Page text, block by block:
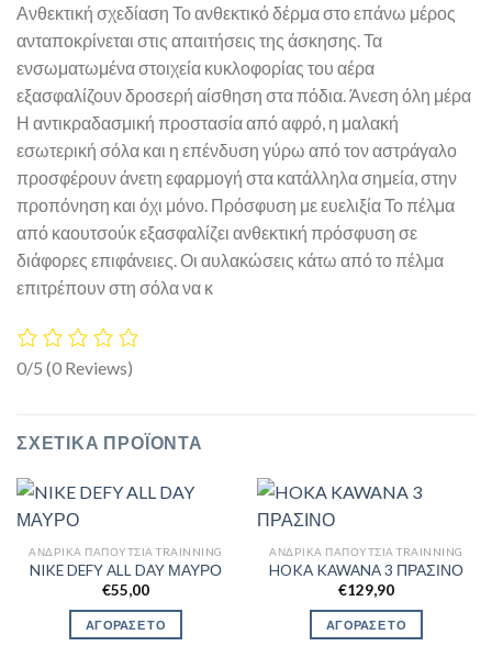
Ανθεκτική σχεδίαση Το ανθεκτικό δέρμα στο επάνω μέρος
ανταποκρίνεται στις απαιτήσεις της άσκησης. Τα
ενσωματωμένα στοιχεία κυκλοφορίας του αέρα
εξασφαλίζουν δροσερή αίσθηση στα πόδια. Άνεση όλη μέρα
Η αντικραδασμική προστασία από αφρό, η μαλακή
εσωτερική σόλα και η επένδυση γύρω από τον αστράγαλο
προσφέρουν άνετη εφαρμογή στα κατάλληλα σημεία, στην
προπόνηση και όχι μόνο. Πρόσφυση με ευελιξία Το πέλμα
από καουτσούκ εξασφαλίζει ανθεκτική πρόσφυση σε
διάφορες επιφάνειες. Οι αυλακώσεις κάτω από το πέλμα
επιτρέπουν στη σόλα να κ
0/5 (0 Reviews)
ΣΧΕΤΙΚΆ ΠΡΟΪΌΝΤΑ
ΑΝΔΡΙΚΆ ΠΑΠΟΎΤΣΙΑ TRAINNING
NIKE DEFY ALL DAY ΜΑΥΡΟ
€55,00
ΑΓΟΡΑΣΕ ΤΟ
ΑΝΔΡΙΚΆ ΠΑΠΟΎΤΣΙΑ TRAINNING
HOKA KAWANA 3 ΠΡΑΣΙΝΟ
€129,90
ΑΓΟΡΑΣΕ ΤΟ